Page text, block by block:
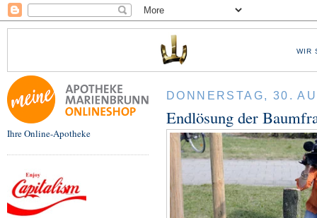
WIR
Ihre Online-Apotheke
DONNERSTAG, 30.
Endlösung der